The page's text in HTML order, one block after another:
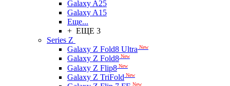
Galaxy A25
Galaxy A15
Еще...
+ ЕЩЕ 3
Series Z
Galaxy Z Fold8 Ultra New
Galaxy Z Fold8 New
Galaxy Z Flip8 New
Galaxy Z TriFold New
New